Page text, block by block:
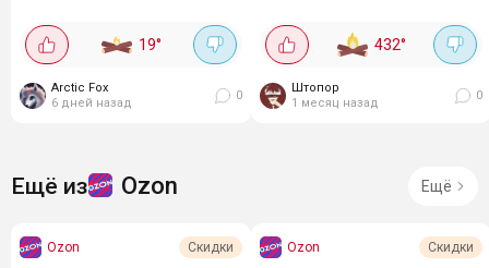
быстро. Отборная,
калиброванная. Упаковка с
клапаном -...
19°
Arctic Fox
6 дней назад
0
Белая киноа самая нежная и
рассыпчатая, красная чуть
привкусом, а...
432°
Штопор
1 месяц назад
0
Ещё из Ozon Ещё
Ozon Скидки Ozon Скидки